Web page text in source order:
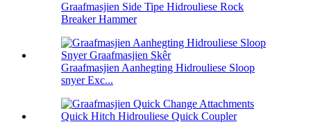
Graafmasjien Side Tipe Hidrouliese Rock
Breaker Hammer
Graafmasjien Aanhegting Hidrouliese Sloop
snyer Exc...